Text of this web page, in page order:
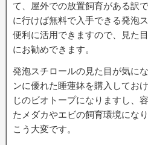
て、屋外での放置飼育がある訳
に行けば無料で入手できる発泡
便利に活用できますので、見た
にお勧めできます。
発泡スチロールの見た目が気に
ンに優れた睡蓮鉢を購入してお
じのビオトープになりますし、
たメダカやエビの飼育環境にな
こう大変です。